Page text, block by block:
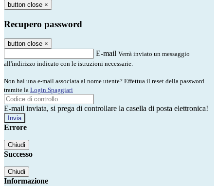
button close ×
Recupero password
button close ×
E-mail Verrà inviato un messaggio
all'indirizzo indicato con le istruzioni necessarie.
Non hai una e-mail associata al nome utente? Effettua il reset della password
tramite la Login Spaggiari
E-mail inviata, si prega di controllare la casella di posta elettronica!
Errore
Chiudi
Successo
Chiudi
Informazione